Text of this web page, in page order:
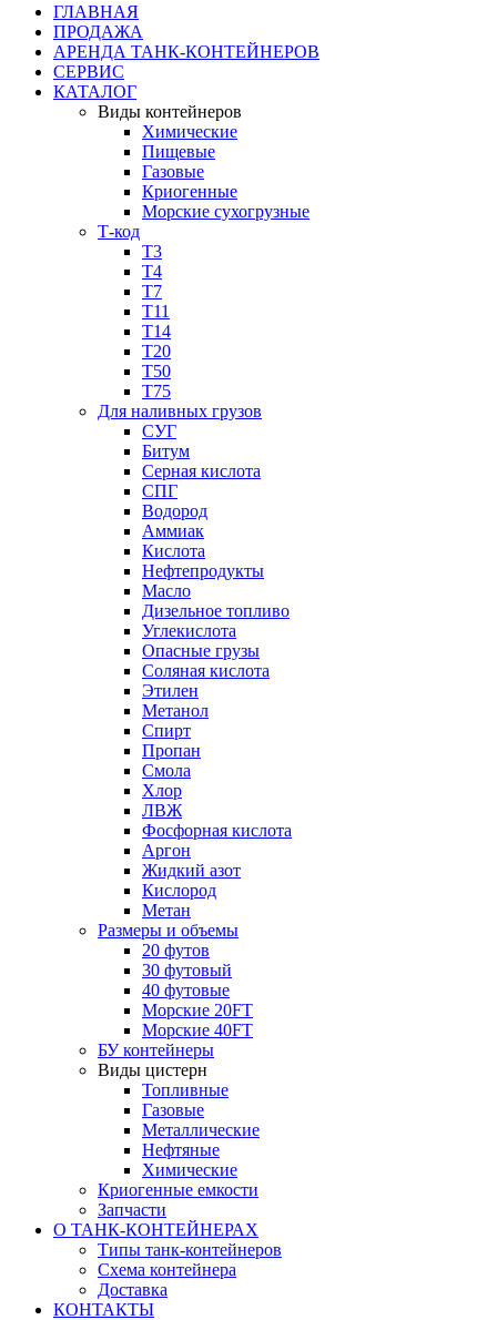
ГЛАВНАЯ
ПРОДАЖА
АРЕНДА ТАНК-КОНТЕЙНЕРОВ
СЕРВИС
КАТАЛОГ
Виды контейнеров
Химические
Пищевые
Газовые
Криогенные
Морские сухогрузные
Т-код
Т3
Т4
Т7
Т11​
Т14
Т20
Т50
Т75
Для наливных грузов
СУГ
Битум
Серная кислота
СПГ
Водород
Аммиак
Кислота
Нефтепродукты
Масло
Дизельное топливо
Углекислота
Опасные грузы
Соляная кислота
Этилен
Метанол
Спирт
Пропан
Смола
Хлор
ЛВЖ
Фосфорная кислота
Аргон
Жидкий азот
Кислород
Метан
Размеры и объемы
20 футов
30 футовый
40 футовые
Морские 20FT
Морские 40FT
БУ контейнеры
Виды цистерн
Топливные
Газовые
Металлические
Нефтяные
Химические
Криогенные емкости
Запчасти
О ТАНК-КОНТЕЙНЕРАХ
Типы танк-контейнеров
Схема контейнера
Доставка
КОНТАКТЫ